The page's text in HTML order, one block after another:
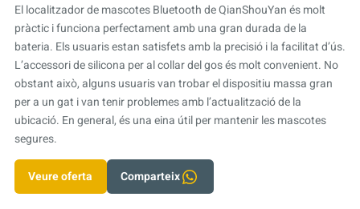
El localitzador de mascotes Bluetooth de QianShouYan és molt
pràctic i funciona perfectament amb una gran durada de la
bateria. Els usuaris estan satisfets amb la precisió i la facilitat d’ús.
L’accessori de silicona per al collar del gos és molt convenient. No
obstant això, alguns usuaris van trobar el dispositiu massa gran
per a un gat i van tenir problemes amb l’actualització de la
ubicació. En general, és una eina útil per mantenir les mascotes
segures.
Veure oferta Comparteix